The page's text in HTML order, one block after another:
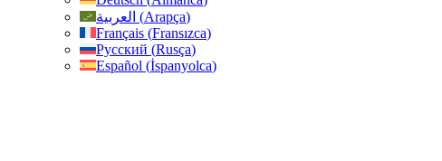
العربية (Arapça)
Français (Fransızca)
Русский (Rusça)
Español (İspanyolca)